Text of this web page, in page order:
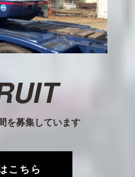
を募集しています
こちら